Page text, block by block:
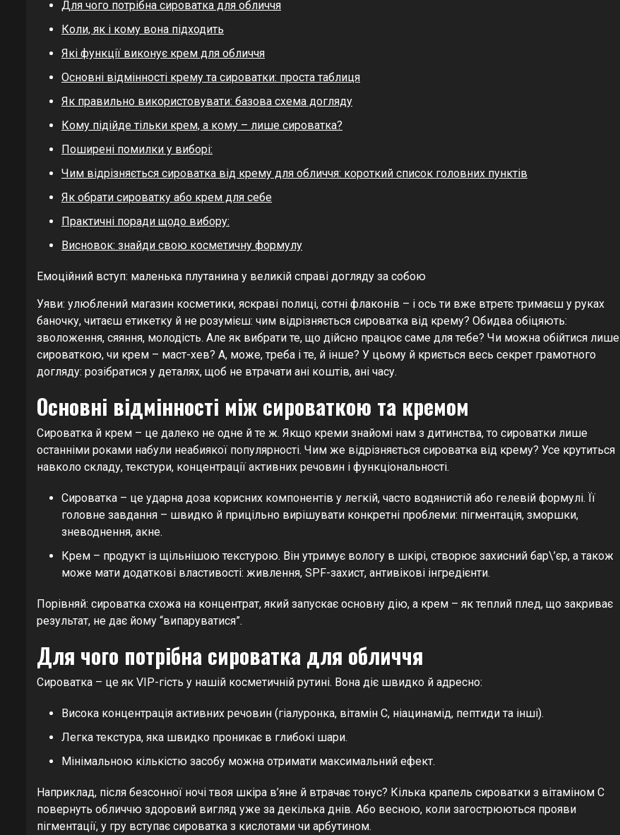
Для чого потрібна сироватка для обличчя
Коли, як і кому вона підходить
Які функції виконує крем для обличчя
Основні відмінності крему та сироватки: проста таблиця
Як правильно використовувати: базова схема догляду
Кому підійде тільки крем, а кому – лише сироватка?
Поширені помилки у виборі:
Чим відрізняється сироватка від крему для обличчя: короткий список головних пунктів
Як обрати сироватку або крем для себе
Практичні поради щодо вибору:
Висновок: знайди свою косметичну формулу
Емоційний вступ: маленька плутанина у великій справі догляду за собою
Уяви: улюблений магазин косметики, яскраві полиці, сотні флаконів – і ось ти вже втретє тримаєш у руках
баночку, читаєш етикетку й не розумієш: чим відрізняється сироватка від крему? Обидва обіцяють:
зволоження, сяяння, молодість. Але як вибрати те, що дійсно працює саме для тебе? Чи можна обійтися лише
сироваткою, чи крем – маст-хев? А, може, треба і те, й інше? У цьому й криється весь секрет грамотного
догляду: розібратися у деталях, щоб не втрачати ані коштів, ані часу.
Основні відмінності між сироваткою та кремом
Сироватка й крем – це далеко не одне й те ж. Якщо креми знайомі нам з дитинства, то сироватки лише
останніми роками набули неабиякої популярності. Чим же відрізняється сироватка від крему? Усе крутиться
навколо складу, текстури, концентрації активних речовин і функціональності.
Сироватка – це ударна доза корисних компонентів у легкій, часто водянистій або гелевій формулі. Її
головне завдання – швидко й прицільно вирішувати конкретні проблеми: пігментація, зморшки,
зневоднення, акне.
Крем – продукт із щільнішою текстурою. Він утримує вологу в шкірі, створює захисний бар\’єр, а також
може мати додаткові властивості: живлення, SPF-захист, антивікові інгредієнти.
Порівняй: сироватка схожа на концентрат, який запускає основну дію, а крем – як теплий плед, що закриває
результат, не дає йому “випаруватися”.
Для чого потрібна сироватка для обличчя
Сироватка – це як VIP-гість у нашій косметичній рутині. Вона діє швидко й адресно:
Висока концентрація активних речовин (гіалуронка, вітамін С, ніацинамід, пептиди та інші).
Легка текстура, яка швидко проникає в глибокі шари.
Мінімальною кількістю засобу можна отримати максимальний ефект.
Наприклад, після безсонної ночі твоя шкіра в’яне й втрачає тонус? Кілька крапель сироватки з вітаміном С
повернуть обличчю здоровий вигляд уже за декілька днів. Або весною, коли загострюються прояви
пігментації, у гру вступає сироватка з кислотами чи арбутином.